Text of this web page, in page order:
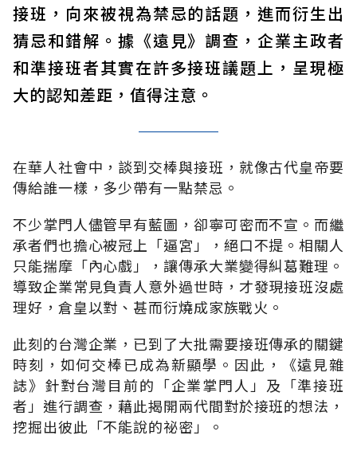
接班，向來被視為禁忌的話題，進而衍生出
猜忌和錯解。據《遠見》調查，企業主政者
和準接班者其實在許多接班議題上，呈現極
大的認知差距，值得注意。
在華人社會中，談到交棒與接班，就像古代皇帝要
傳給誰一樣，多少帶有一點禁忌。
不少掌門人儘管早有藍圖，卻寧可密而不宣。而繼
承者們也擔心被冠上「逼宮」，絕口不提。相關人
只能揣摩「內心戲」，讓傳承大業變得糾葛難理。
導致企業常見負責人意外過世時，才發現接班沒處
理好，倉皇以對、甚而衍燒成家族戰火。
此刻的台灣企業，已到了大批需要接班傳承的關鍵
時刻，如何交棒已成為新顯學。因此，《遠見雜
誌》針對台灣目前的「企業掌門人」及「準接班
者」進行調查，藉此揭開兩代間對於接班的想法，
挖掘出彼此「不能說的祕密」。